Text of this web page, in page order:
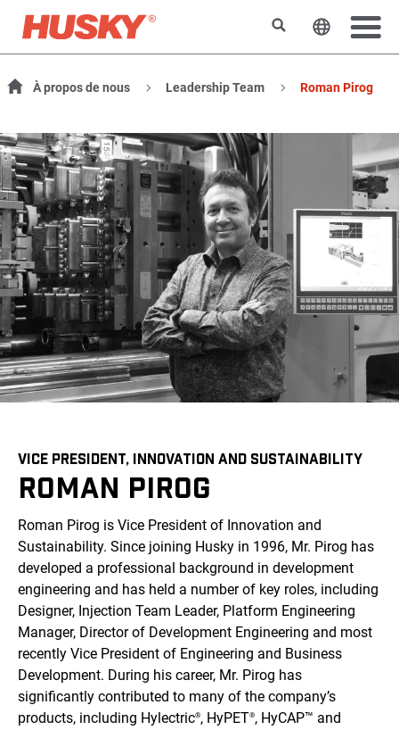
SearchChange
À propos de nous Leadership Team Roman Pirog
VICE PRESIDENT, INNOVATION AND SUSTAINABILITY
ROMAN PIROG
Roman Pirog is Vice President of Innovation and
Sustainability. Since joining Husky in 1996, Mr. Pirog has
developed a professional background in development
engineering and has held a number of key roles, including
Designer, Injection Team Leader, Platform Engineering
Manager, Director of Development Engineering and most
recently Vice President of Engineering and Business
Development. During his career, Mr. Pirog has
significantly contributed to many of the company’s
products, including Hylectric®, HyPET®, HyCAP™ and